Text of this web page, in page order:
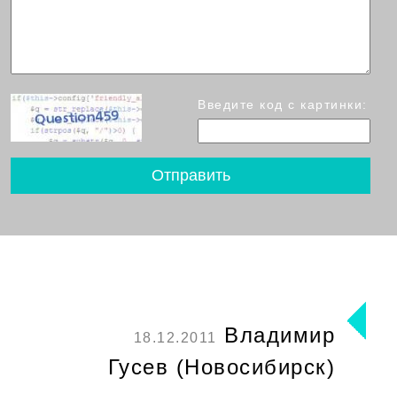
Введите код с картинки:
18.12.2011
Владимир
Гусев (Новосибирск)